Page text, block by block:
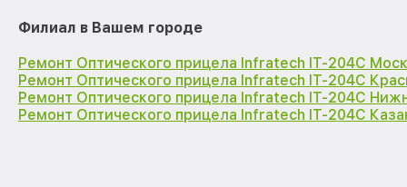
Филиал в Вашем городе
Ремонт Оптического прицела Infratech IT-204C
Ремонт Оптического прицела Infratech IT-204C
Ремонт Оптического прицела Infratech IT-204C
Ремонт Оптического прицела Infratech IT-204C